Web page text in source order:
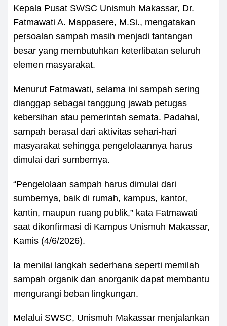
Kepala Pusat SWSC Unismuh Makassar, Dr.
Fatmawati A. Mappasere, M.Si., mengatakan
persoalan sampah masih menjadi tantangan
besar yang membutuhkan keterlibatan seluruh
elemen masyarakat.
Menurut Fatmawati, selama ini sampah sering
dianggap sebagai tanggung jawab petugas
kebersihan atau pemerintah semata. Padahal,
sampah berasal dari aktivitas sehari-hari
masyarakat sehingga pengelolaannya harus
dimulai dari sumbernya.
“Pengelolaan sampah harus dimulai dari
sumbernya, baik di rumah, kampus, kantor,
kantin, maupun ruang publik,” kata Fatmawati
saat dikonfirmasi di Kampus Unismuh Makassar,
Kamis (4/6/2026).
Ia menilai langkah sederhana seperti memilah
sampah organik dan anorganik dapat membantu
mengurangi beban lingkungan.
Melalui SWSC, Unismuh Makassar menjalankan